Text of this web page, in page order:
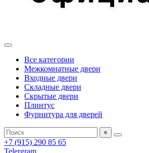
Все категории
Межкомнатные двери
Входные двери
Складные двери
Скрытые двери
Плинтус
Фурнитура для дверей
×
+7 (915) 290 85 65
Telergram